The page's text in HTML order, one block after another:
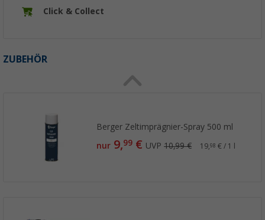
Click & Collect
ZUBEHÖR
Berger Zeltimprägnier-Spray 500 ml
nur 9,99 € UVP10,99 € 19,98 € / 1 l